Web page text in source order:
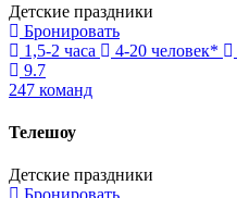
Детские праздники
Бронировать
1,5-2 часа
4-20 человек*
9.7
247 команд
Телешоу
Детские праздники
Бронировать